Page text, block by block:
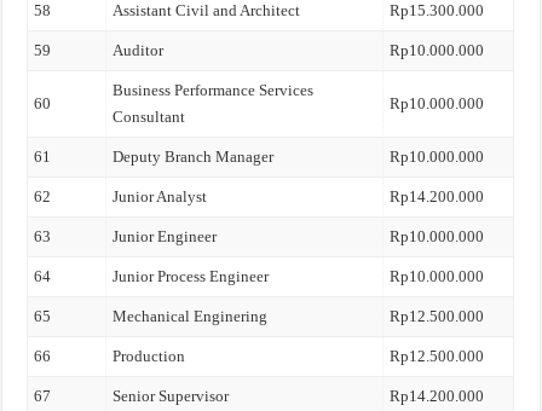
58 Assistant Civil and Architect Rp15.300.000
59 Auditor Rp10.000.000
60
Business Performance Services
Consultant
Rp10.000.000
61 Deputy Branch Manager Rp10.000.000
62 Junior Analyst Rp14.200.000
63 Junior Engineer Rp10.000.000
64 Junior Process Engineer Rp10.000.000
65 Mechanical Enginering Rp12.500.000
66 Production Rp12.500.000
67 Senior Supervisor Rp14.200.000